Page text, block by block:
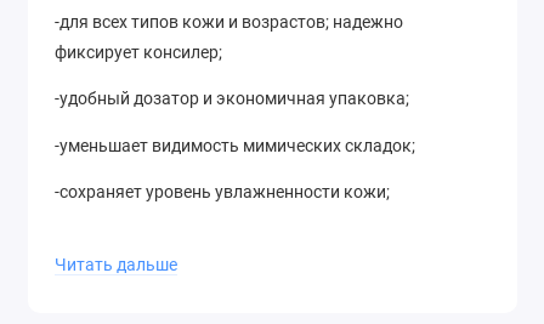
-для всех типов кожи и возрастов; надежно
фиксирует консилер;
-удобный дозатор и экономичная упаковка;
-уменьшает видимость мимических складок;
-сохраняет уровень увлажненности кожи;
Читать дальше